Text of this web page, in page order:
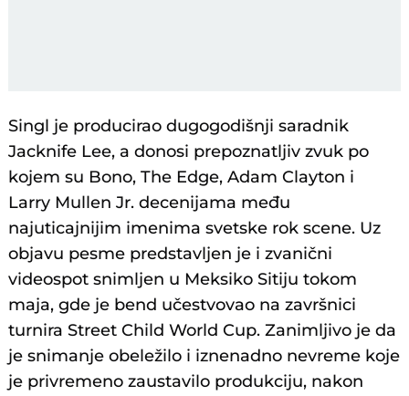
Singl je producirao dugogodišnji saradnik
Jacknife Lee, a donosi prepoznatljiv zvuk po
kojem su Bono, The Edge, Adam Clayton i
Larry Mullen Jr. decenijama među
najuticajnijim imenima svetske rok scene. Uz
objavu pesme predstavljen je i zvanični
videospot snimljen u Meksiko Sitiju tokom
maja, gde je bend učestvovao na završnici
turnira Street Child World Cup. Zanimljivo je da
je snimanje obeležilo i iznenadno nevreme koje
je privremeno zaustavilo produkciju, nakon